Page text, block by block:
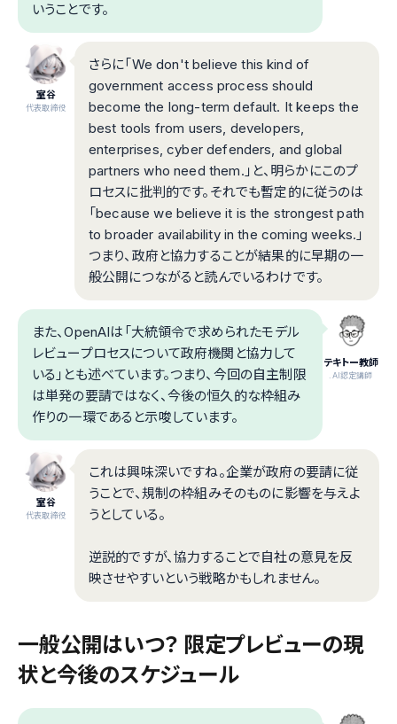
いうことです。
室谷
代表取締役
さらに「We don't believe this kind of
government access process should
become the long-term default. It keeps the
best tools from users, developers,
enterprises, cyber defenders, and global
partners who need them.」と、明らかにこのプ
ロセスに批判的です。それでも暫定的に従うのは
「because we believe it is the strongest path
to broader availability in the coming weeks.」
つまり、政府と協力することが結果的に早期の一
般公開につながると読んでいるわけです。
テキトー教師
.AI認定講師
また、OpenAIは「大統領令で求められたモデル
レビュープロセスについて政府機関と協力して
いる」とも述べています。つまり、今回の自主制限
は単発の要請ではなく、今後の恒久的な枠組み
作りの一環であると示唆しています。
室谷
代表取締役
これは興味深いですね。企業が政府の要請に従
うことで、規制の枠組みそのものに影響を与えよ
うとしている。
逆説的ですが、協力することで自社の意見を反
映させやすいという戦略かもしれません。
一般公開はいつ？ 限定プレビューの現
状と今後のスケジュール